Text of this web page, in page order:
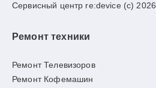
Сервисный центр re:device (c) 2026
Ремонт техники
Ремонт Телевизоров
Ремонт Кофемашин